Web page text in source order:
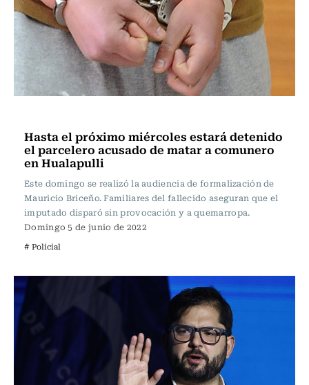
Hasta el próximo miércoles estará detenido
el parcelero acusado de matar a comunero
en Hualapulli
Este domingo se realizó la audiencia de formalización de
Mauricio Briceño. Familiares del fallecido aseguran que el
imputado disparó sin provocación y a quemarropa.
Domingo 5 de junio de 2022
# Policial